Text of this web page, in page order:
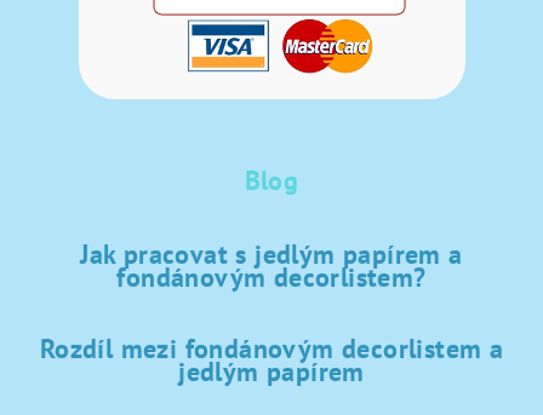
Blog
Jak pracovat s jedlým papírem a
fondánovým decorlistem?
Rozdíl mezi fondánovým decorlistem a
jedlým papírem